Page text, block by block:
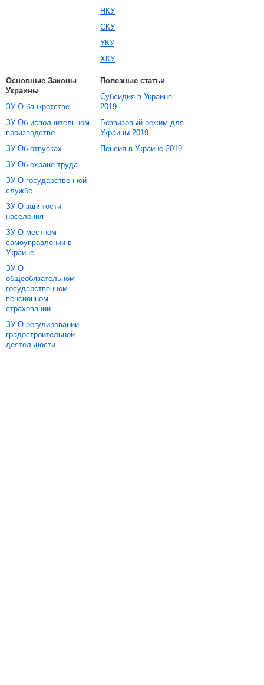
НКУ
СКУ
УКУ
ХКУ
Основные Законы
Украины
ЗУ О банкротстве
ЗУ Об исполнительном
производстве
ЗУ Об отпусках
ЗУ Об охране труда
ЗУ О государственной
службе
ЗУ О занятости
населения
ЗУ О местном
самоуправлении в
Украине
ЗУ О
общеобязательном
государственном
пенсионном
страховании
ЗУ О регулировании
градостроительной
деятельности
Полезные статьи
Субсидия в Украине
2019
Безвизовый режим для
Украины 2019
Пенсия в Украине 2019